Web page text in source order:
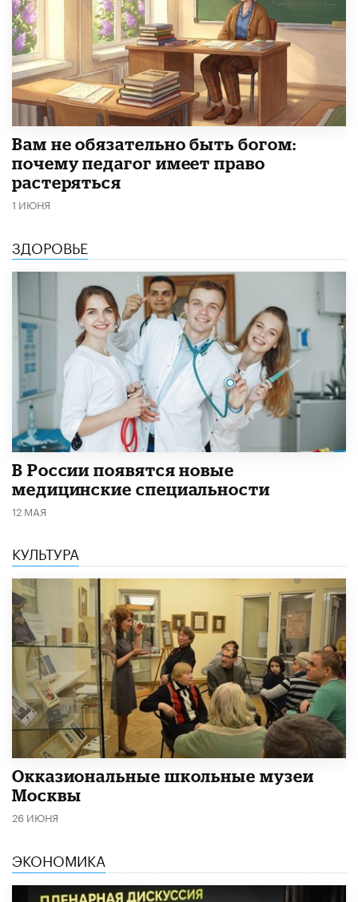
​Вам не обязательно быть богом:
почему педагог имеет право
растеряться
1 ИЮНЯ
ЗДОРОВЬЕ
В России появятся новые
медицинские специальности
12 МАЯ
КУЛЬТУРА
​Окказиональные школьные музеи
Москвы
26 ИЮНЯ
ЭКОНОМИКА